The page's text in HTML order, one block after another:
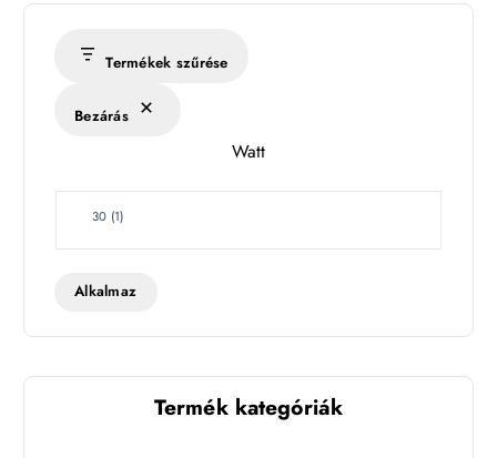
s
k
Termékek szűrése
Bezárás
Watt
W
t
30 (1)
Alkalmaz
Termék kategóriák